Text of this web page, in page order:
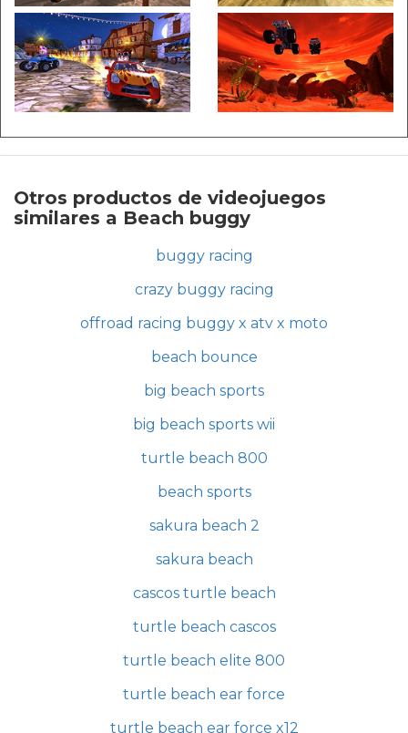
Otros productos de videojuegos
similares a Beach buggy
buggy racing
crazy buggy racing
offroad racing buggy x atv x moto
beach bounce
big beach sports
big beach sports wii
turtle beach 800
beach sports
sakura beach 2
sakura beach
cascos turtle beach
turtle beach cascos
turtle beach elite 800
turtle beach ear force
turtle beach ear force x12